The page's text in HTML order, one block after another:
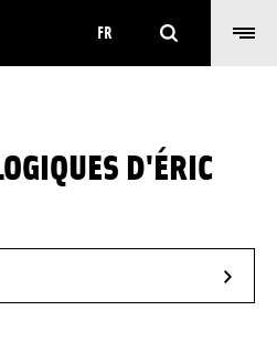
Rechercher
FR
D'ÉRIC
FENÊTRE